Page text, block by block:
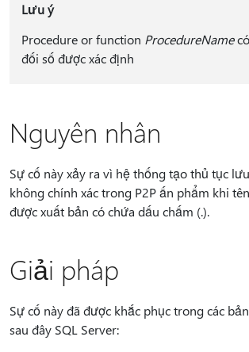
Lưu ý
Procedure or function ProcedureName
đối số được xác định
Nguyên nhân
Sự cố này xảy ra vì hệ thống tạo thủ tục
không chính xác trong P2P ấn phẩm khi
được xuất bản có chứa dấu chấm (.).
Giải pháp
Sự cố này đã được khắc phục trong các
sau đây SQL Server: